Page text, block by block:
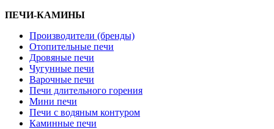
ПЕЧИ-КАМИНЫ
Производители (бренды)
Отопительные печи
Дровяные печи
Чугунные печи
Варочные печи
Печи длительного горения
Мини печи
Печи с водяным контуром
Каминные печи